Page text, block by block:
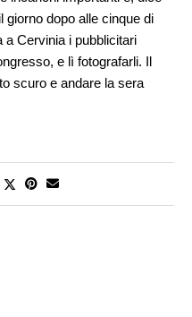
giorno dopo alle cinque di
a Cervinia i pubblicitari
e lì fotografarli. Il
scuro e andare la sera
a una certa ora, ignoti
la signorina Maria Luisa
materassi a molla con i